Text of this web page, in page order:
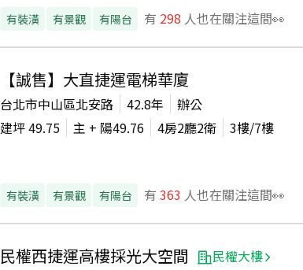
有裝潢 有景觀 有陽台 有 298 人也在關注這間👀
【誠售】大直捷運電梯華廈
台北市中山區北安路 42.8年
辦公
建坪49.75 主 + 陽49.76 4房2廳2衛 3樓/7樓
有裝潢 有景觀 有陽台 有 363 人也在關注這間👀
民權西捷運高樓採光大空間
民權大樓